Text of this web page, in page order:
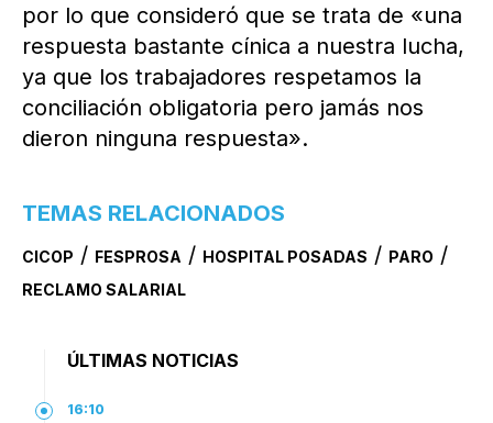
por lo que consideró que se trata de «una
respuesta bastante cínica a nuestra lucha,
ya que los trabajadores respetamos la
conciliación obligatoria pero jamás nos
dieron ninguna respuesta».
TEMAS RELACIONADOS
CICOP / FESPROSA / HOSPITAL POSADAS / PARO /
RECLAMO SALARIAL
ÚLTIMAS NOTICIAS
16:10